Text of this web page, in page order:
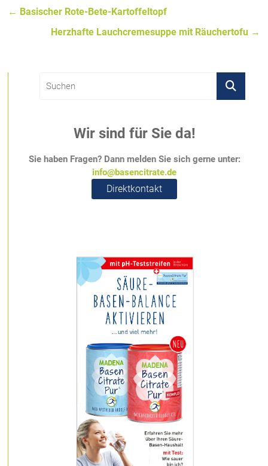
← Basischer Rote-Bete-Kartoffeltopf
Herzhafte Lauchcremesuppe mit Räuchertofu →
Wir sind für Sie da!
Sie haben Fragen? Dann melden Sie sich gerne unter:
info@basencitrate.de
Direktkontakt